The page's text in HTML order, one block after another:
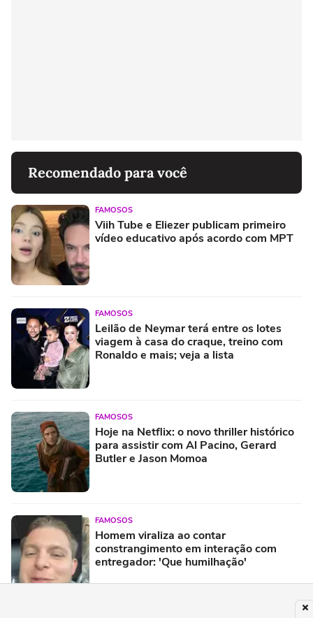
Recomendado para você
FAMOSOS
Viih Tube e Eliezer publicam primeiro
vídeo educativo após acordo com MPT
FAMOSOS
Leilão de Neymar terá entre os lotes
viagem à casa do craque, treino com
Ronaldo e mais; veja a lista
FAMOSOS
Hoje na Netflix: o novo thriller histórico
para assistir com Al Pacino, Gerard
Butler e Jason Momoa
FAMOSOS
Homem viraliza ao contar
constrangimento em interação com
entregador: 'Que humilhação'